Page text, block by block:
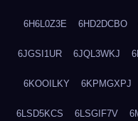
6H6L0Z3E 6HD2DCBO
6JGSI1UR 6JQL3WKJ
6KOOILKY 6KPMGXPJ
6LSD5KCS 6LSGIF7V